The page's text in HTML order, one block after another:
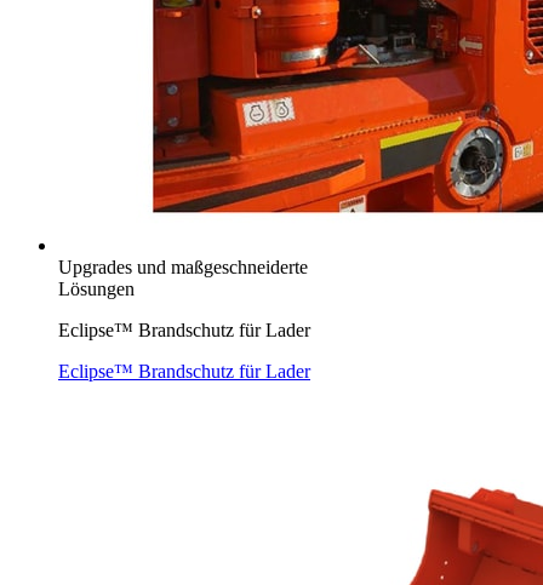
Upgrades und maßgeschneiderte
Lösungen
Eclipse™ Brandschutz für Lader
Eclipse™ Brandschutz für Lader